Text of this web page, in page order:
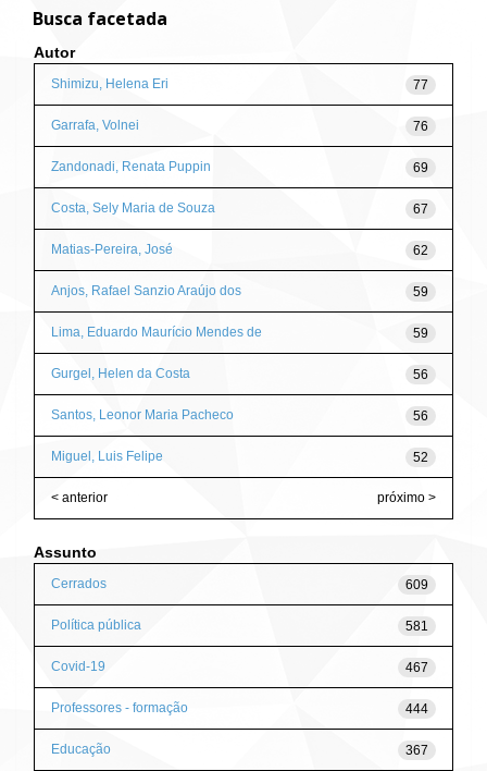
Busca facetada
Autor
77
Shimizu, Helena Eri
76
Garrafa, Volnei
69
Zandonadi, Renata Puppin
67
Costa, Sely Maria de Souza
62
Matias-Pereira, José
59
Anjos, Rafael Sanzio Araújo dos
59
Lima, Eduardo Maurício Mendes de
56
Gurgel, Helen da Costa
56
Santos, Leonor Maria Pacheco
52
Miguel, Luis Felipe
< anterior próximo >
Assunto
609
Cerrados
581
Política pública
467
Covid-19
444
Professores - formação
367
Educação